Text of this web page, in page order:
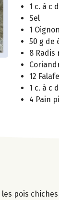
1 c. à c
Sel
1
50 g de
8 Radis
12
1 c. à c
4 Pain
pois